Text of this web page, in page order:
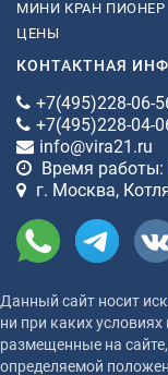
МИНИ КРАН ПИОНЕР
ЦЕНЫ
КОНТАКТНАЯ
+7(495)228-06-
+7(495)228-04-
info@vira21.ru
Время
г. Москва,
Данный сайт носит
ни при каких
размещенные на
определяемой